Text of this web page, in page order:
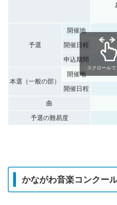
予選
開催地
開催日程
申込期間
本選（一般の部）
開催地
開催日程
曲
予選の難易度
スクロール
かながわ音楽コンクー